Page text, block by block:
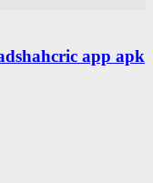
app apk